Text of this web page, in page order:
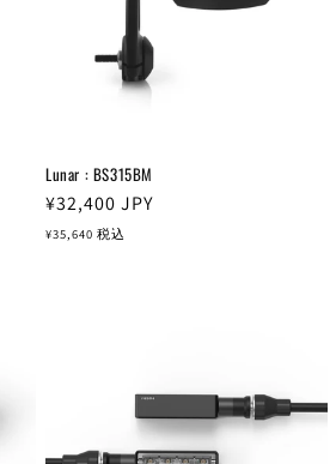
Lunar : BS315BM
通
常
¥32,400 JPY
¥35,640 税込